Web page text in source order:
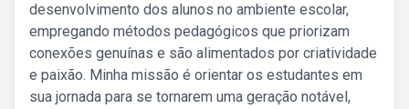
desenvolvimento dos alunos no ambiente escolar,
empregando métodos pedagógicos que priorizam
conexões genuínas e são alimentados por criatividade
e paixão. Minha missão é orientar os estudantes em
sua jornada para se tornarem uma geração notável,